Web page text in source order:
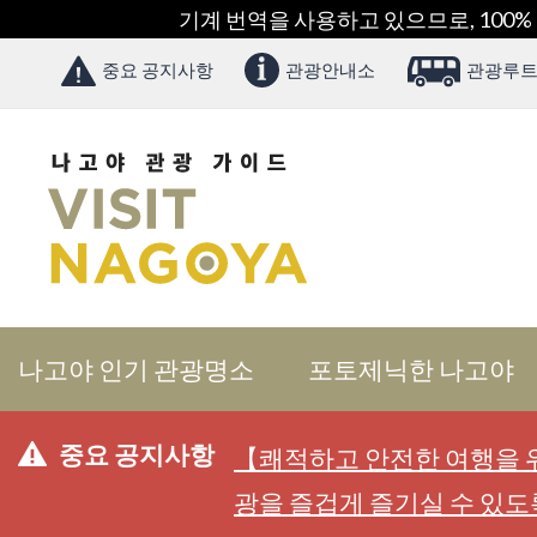
기계 번역을 사용하고 있으므로,
중요 공지사항 관광안내소 관광루
나고야 인기 관광명소 포토제닉한 나고야
중요 공지사항
【쾌적하고 안전한 여행
광을 즐겁게 즐기실 수 있